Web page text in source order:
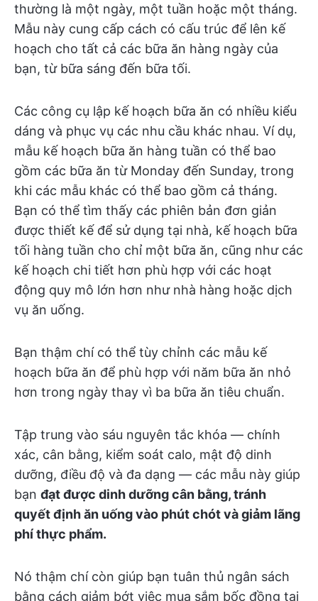
thường là một ngày, một tuần hoặc một tháng.
Mẫu này cung cấp cách có cấu trúc để lên kế
hoạch cho tất cả các bữa ăn hàng ngày của
bạn, từ bữa sáng đến bữa tối.
Các công cụ lập kế hoạch bữa ăn có nhiều kiểu
dáng và phục vụ các nhu cầu khác nhau. Ví dụ,
mẫu kế hoạch bữa ăn hàng tuần có thể bao
gồm các bữa ăn từ Monday đến Sunday, trong
khi các mẫu khác có thể bao gồm cả tháng.
Bạn có thể tìm thấy các phiên bản đơn giản
được thiết kế để sử dụng tại nhà, kế hoạch bữa
tối hàng tuần cho chỉ một bữa ăn, cũng như các
kế hoạch chi tiết hơn phù hợp với các hoạt
động quy mô lớn hơn như nhà hàng hoặc dịch
vụ ăn uống.
Bạn thậm chí có thể tùy chỉnh các mẫu kế
hoạch bữa ăn để phù hợp với năm bữa ăn nhỏ
hơn trong ngày thay vì ba bữa ăn tiêu chuẩn.
Tập trung vào sáu nguyên tắc khóa — chính
xác, cân bằng, kiểm soát calo, mật độ dinh
dưỡng, điều độ và đa dạng — các mẫu này giúp
bạn đạt được dinh dưỡng cân bằng, tránh
quyết định ăn uống vào phút chót và giảm lãng
phí thực phẩm.
Nó thậm chí còn giúp bạn tuân thủ ngân sách
bằng cách giảm bớt việc mua sắm bốc đồng tại